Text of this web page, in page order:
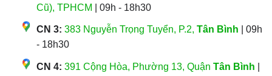
Cũ), TPHCM
| 09h - 18h30
CN 3: 383 Nguyễn Trọng Tuyển, P.2, Tân Bình | 09h
- 18h30
CN 4: 391 Cộng Hòa, Phường 13, Quận Tân Bình